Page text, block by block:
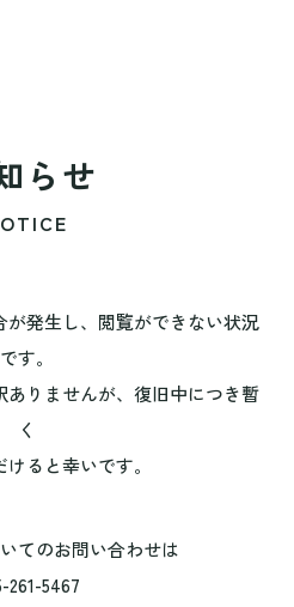
らせ
発生し、閲覧ができない状況
です。
ありませんが、復旧中につき暫
く
ると幸いです。
てのお問い合わせは
261-5467